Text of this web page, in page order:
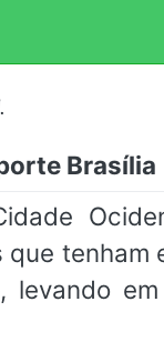
Brasília
tenham